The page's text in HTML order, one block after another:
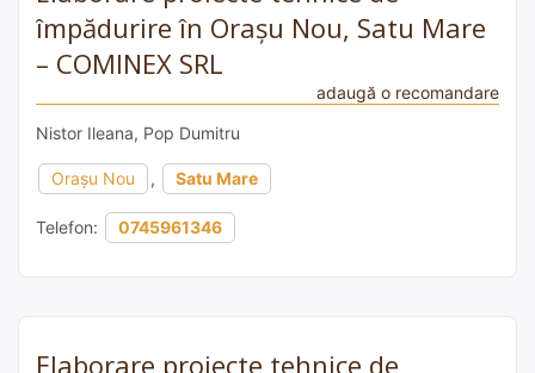
împădurire în Orașu Nou, Satu Mare
– COMINEX SRL
adaugă o recomandare
Nistor Ileana, Pop Dumitru
Orașu Nou , Satu Mare
Telefon: 0745961346
Elaborare proiecte tehnice de